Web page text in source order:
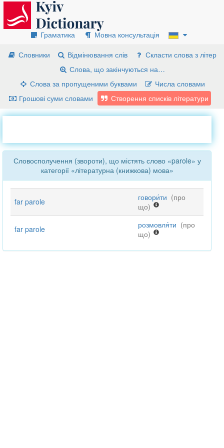
Граматика
Мовна консультація
Словники
Відмінювання слів
Скласти слова з літер
Слова, що закінчуються на…
Слова за пропущеними буквами
Числа словами
Грошові суми словами
Створення списків літератури
Словосполучення (звороти), що містять слово «parole» у
категорії «літературна (книжкова) мова»
far parole говори́ти (про
що)
far parole розмовля́ти (про
що)